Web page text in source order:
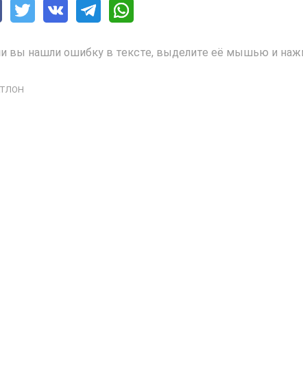
вы нашли ошибку в тексте, выделите её мышью и